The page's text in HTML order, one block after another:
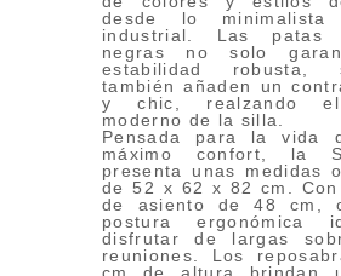
desde lo
industrial. Las patas
negras no solo
estabilidad robusta,
también añaden un
y chic, realzando el
moderno de la silla.
Pensada para la vida
máximo confort, la
presenta unas medidas
de 52 x 62 x 82 cm.
de asiento de 48 cm,
postura ergonómica
disfrutar de largas
reuniones. Los